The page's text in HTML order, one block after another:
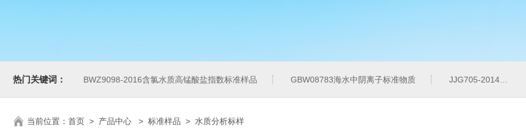
热门关键词： BWZ9098-2016含氯水质高锰酸盐指数标准样品 GBW08783海水中阴离子标准物质 JJG705-2014液相色谱仪紫外检测线性范围标准溶液
当前位置： 首页 > 产品中心 > 标准样品 > 水质分析标样